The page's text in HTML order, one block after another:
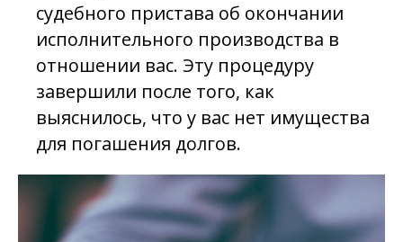
судебного пристава об окончании
исполнительного производства в
отношении вас. Эту процедуру
завершили после того, как
выяснилось, что у вас нет имущества
для погашения долгов.